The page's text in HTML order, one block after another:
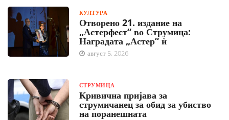
КУЛТУРА
Отворено 21. издание на
„Астерфест“ во Струмица:
Наградата „Астер“ ѝ
август 5, 2026
СТРУМИЦА
Кривична пријава за
струмичанец за обид за убиство
на поранешната